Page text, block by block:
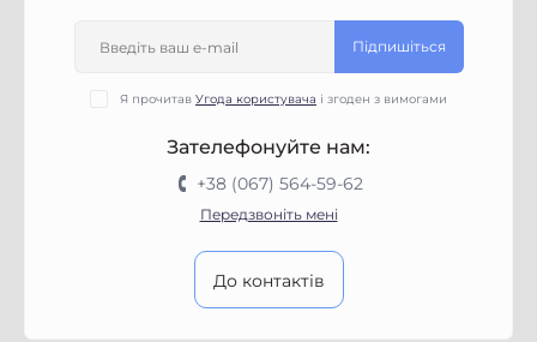
Підпишіться
Я прочитав Угода користувача і згоден з вимогами
Зателефонуйте нам:
+38 (067) 564-59-62
Передзвоніть мені
До контактів